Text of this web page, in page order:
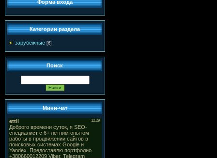
Форма входа
Категории раздела
зарубежные [6]
Поиск
Мини-чат